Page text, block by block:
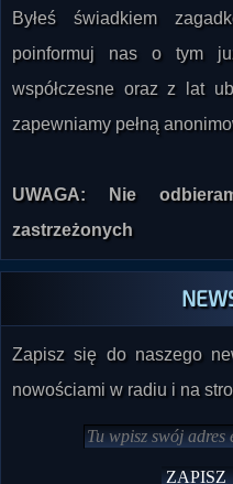
poinformuj nas o tym
współczesne oraz z lat
zapewniamy pełną
zastrzeżonych
Zapisz się do naszego
nowościami w radiu i na